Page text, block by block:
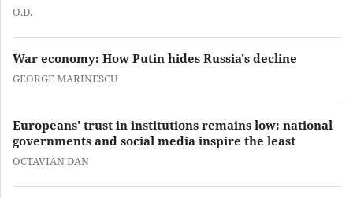
O.D.
War economy: How Putin hides Russia's decline
GEORGE MARINESCU
Europeans' trust in institutions remains low: national
governments and social media inspire the least
OCTAVIAN DAN